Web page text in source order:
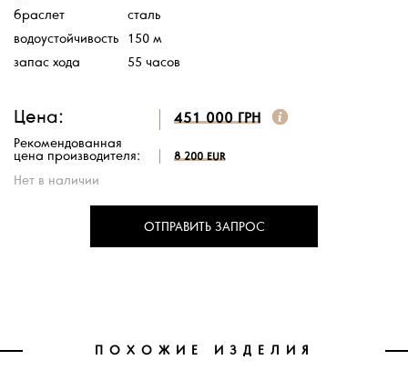
браслет
сталь
водоустойчивость
150 м
запас хода
55 часов
Цена: 451 000 ГРН
Рекомендованная
цена производителя: 8 200 EUR
Нет в наличии
ОТПРАВИТЬ ЗАПРОС
ПОХОЖИЕ ИЗДЕЛИЯ